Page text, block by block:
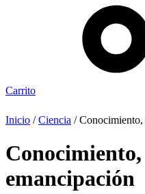
Carrito
Inicio /Ciencia /
emancipación